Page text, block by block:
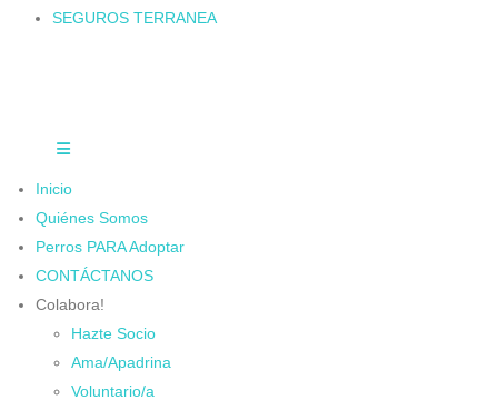
SEGUROS TERRANEA
Inicio
Quiénes Somos
Perros PARA Adoptar
CONTÁCTANOS
Colabora!
Hazte Socio
Ama/Apadrina
Voluntario/a